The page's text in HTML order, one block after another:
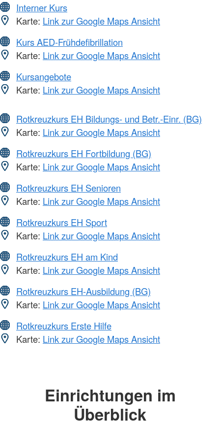
Interner Kurs
Karte: Link zur Google Maps Ansicht
Kurs AED-Frühdefibrillation
Karte: Link zur Google Maps Ansicht
Kursangebote
Karte: Link zur Google Maps Ansicht
Rotkreuzkurs EH Bildungs- und Betr.-Einr. (BG)
Karte: Link zur Google Maps Ansicht
Rotkreuzkurs EH Fortbildung (BG)
Karte: Link zur Google Maps Ansicht
Rotkreuzkurs EH Senioren
Karte: Link zur Google Maps Ansicht
Rotkreuzkurs EH Sport
Karte: Link zur Google Maps Ansicht
Rotkreuzkurs EH am Kind
Karte: Link zur Google Maps Ansicht
Rotkreuzkurs EH-Ausbildung (BG)
Karte: Link zur Google Maps Ansicht
Rotkreuzkurs Erste Hilfe
Karte: Link zur Google Maps Ansicht
Einrichtungen im
Überblick